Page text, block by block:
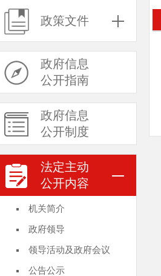
政策文件
政府信息
公开指南
政府信息
公开制度
法定主动
公开内容
机关简介
政府领导
领导活动及政府会议
公告公示